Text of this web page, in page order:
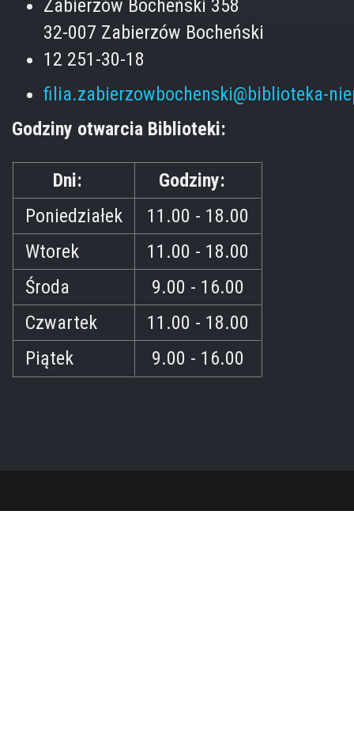
Zabierzów Bocheński 358
32-007 Zabierzów Bocheński
12 251-30-18
filia.zabierzowbochenski@biblioteka-
Godziny otwarcia Biblioteki:
Dni:
Godziny:
Poniedziałek
11.00 - 18.00
Wtorek
11.00 - 18.00
Środa
9.00 - 16.00
Czwartek
11.00 - 18.00
Piątek
9.00 - 16.00